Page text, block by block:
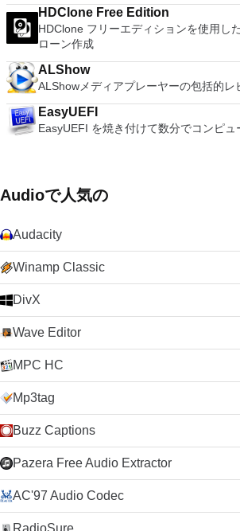
HDClone Free Edition
HDClone フリーエディションを使用し
ローン作成
ALShow
ALShowメディアプレーヤーの包括的レ
EasyUEFI
EasyUEFI を焼き付けて数分でコンピュ
Audioで人気の
Audacity
Winamp Classic
DivX
Wave Editor
MPC HC
Mp3tag
Buzz Captions
Pazera Free Audio Extractor
AC'97 Audio Codec
RadioSure